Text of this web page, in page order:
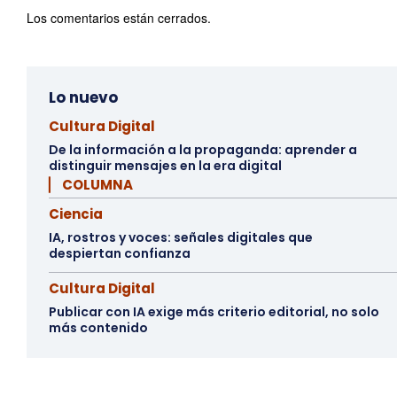
Los comentarios están cerrados.
Lo nuevo
Cultura Digital
De la información a la propaganda: aprender a
distinguir mensajes en la era digital
▏ COLUMNA
Ciencia
IA, rostros y voces: señales digitales que
despiertan confianza
Cultura Digital
Publicar con IA exige más criterio editorial, no solo
más contenido